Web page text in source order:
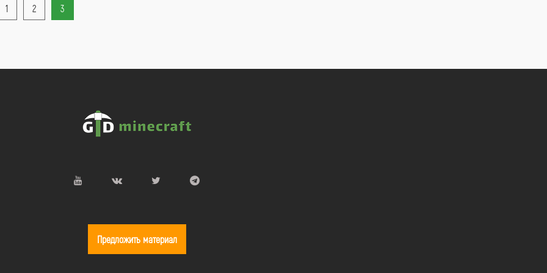
1 2 3
Предложить материал